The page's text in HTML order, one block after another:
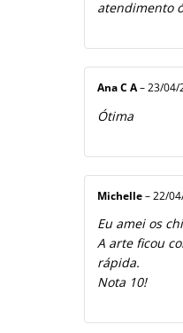
atendimento
Ana C A– 23/04/
Ótima
Michelle – 22/
Eu amei os
A arte ficou
rápida.
Nota 10!